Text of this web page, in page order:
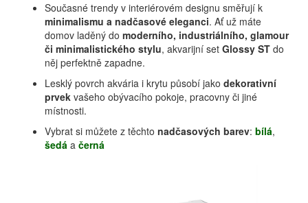
Současné trendy v interiérovém designu směřují k
minimalismu a nadčasové eleganci. Ať už máte
domov laděný do moderního, industriálního, glamour
či minimalistického stylu, akvarijní set Glossy ST do
něj perfektně zapadne.
Lesklý povrch akvária i krytu působí jako dekorativní
prvek vašeho obývacího pokoje, pracovny či jiné
místnosti.
Vybrat si můžete z těchto nadčasových barev: bílá,
šedá a černá